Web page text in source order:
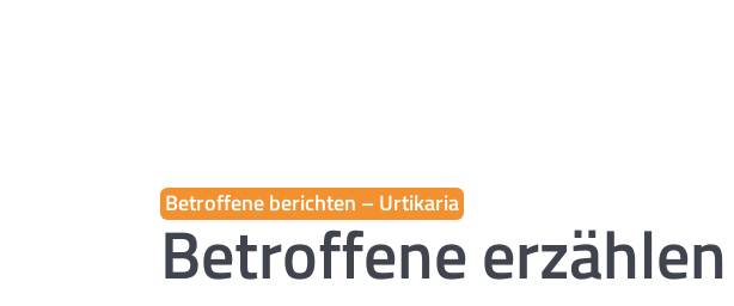
Betroffene berichten – Urtikaria
Betroffene